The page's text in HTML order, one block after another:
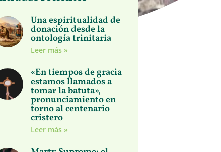
Una espiritualidad de
donación desde la
ontología trinitaria
Leer más »
«En tiempos de gracia
estamos llamados a
tomar la batuta»,
pronunciamiento en
torno al centenario
cristero
Leer más »